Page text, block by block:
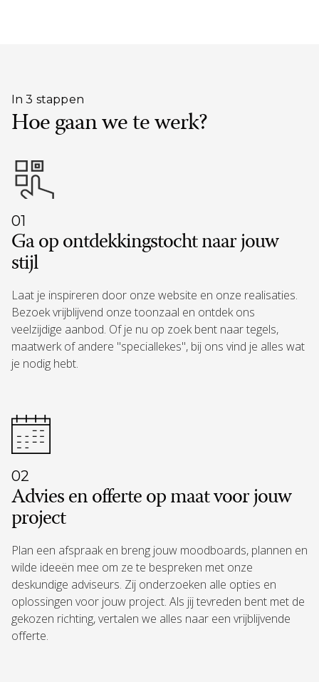
In 3 stappen
Hoe gaan we te werk?
01
Ga op ontdekkingstocht naar jouw
stijl
Laat je inspireren door onze website en onze realisaties.
Bezoek vrijblijvend onze toonzaal en ontdek ons
veelzijdige aanbod. Of je nu op zoek bent naar tegels,
maatwerk of andere "speciallekes", bij ons vind je alles wat
je nodig hebt.
02
Advies en offerte op maat voor jouw
project
Plan een afspraak en breng jouw moodboards, plannen en
wilde ideeën mee om ze te bespreken met onze
deskundige adviseurs. Zij onderzoeken alle opties en
oplossingen voor jouw project. Als jij tevreden bent met de
gekozen richting, vertalen we alles naar een vrijblijvende
offerte.